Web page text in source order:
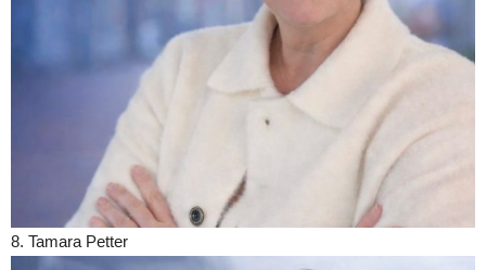
8. Tamara Petter